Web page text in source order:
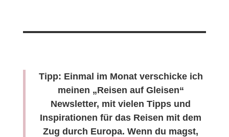
Tipp: Einmal im Monat verschicke ich
meinen „Reisen auf Gleisen“
Newsletter, mit vielen Tipps und
Inspirationen für das Reisen mit dem
Zug durch Europa. Wenn du magst,